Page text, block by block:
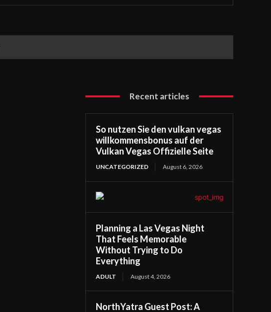
Recent articles
So nutzen Sie den vulkan vegas
willkommensbonus auf der
Vulkan Vegas Offizielle Seite
UNCATEGORIZED August 6, 2026
Planning a Las Vegas Night
That Feels Memorable
Without Trying to Do
Everything
ADULT August 4, 2026
NorthYatra Guest Post: A